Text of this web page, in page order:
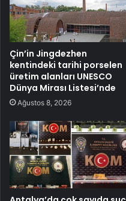
Çin’in Jingdezhen
kentindeki tarihi porselen
üretim alanları UNESCO
Dünya Mirası Listesi’nde
Ağustos 8, 2026